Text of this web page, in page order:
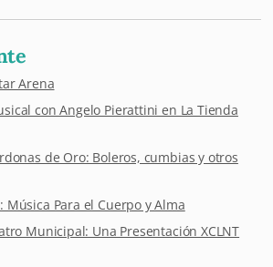
Arena
con Angelo Pierattini en La Tienda
de Oro: Boleros, cumbias y otros
Música Para el Cuerpo y Alma
Municipal: Una Presentación XCLNT